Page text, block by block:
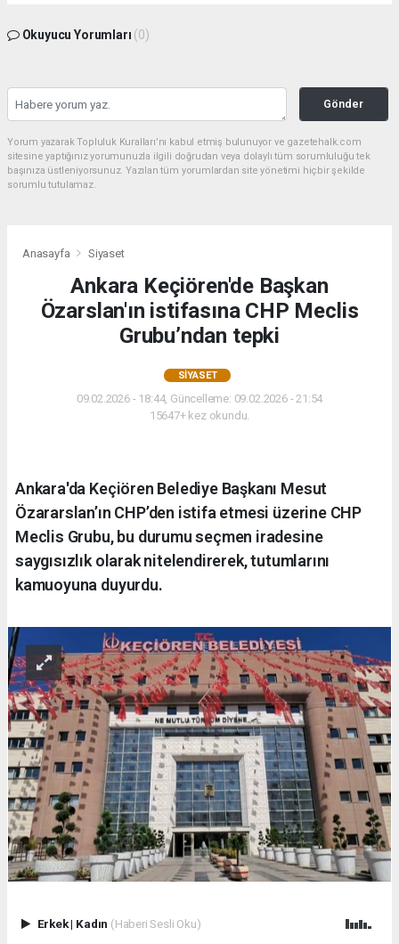
Okuyucu Yorumları (0)
Gönder
Yorum yazarak Topluluk Kuralları’nı kabul etmiş bulunuyor ve gazetehalk.com
sitesine yaptığınız yorumunuzla ilgili doğrudan veya dolaylı tüm sorumluluğu tek
başınıza üstleniyorsunuz. Yazılan tüm yorumlardan site yönetimi hiçbir şekilde
sorumlu tutulamaz.
Anasayfa Siyaset
Ankara Keçiören'de Başkan
Özarslan'ın istifasına CHP Meclis
Grubu’ndan tepki
SIYASET
09.02.2026 - 18:44, Güncelleme: 09.02.2026 - 21:54
15647+ kez okundu.
Ankara'da Keçiören Belediye Başkanı Mesut
Özararslan’ın CHP’den istifa etmesi üzerine CHP
Meclis Grubu, bu durumu seçmen iradesine
saygısızlık olarak nitelendirerek, tutumlarını
kamuoyuna duyurdu.
Erkek| Kadın (Haberi Sesli Oku)